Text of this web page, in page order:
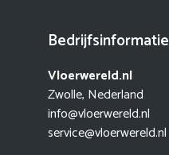
Bedrijfsinformatie
Vloerwereld.nl
Zwolle, Nederland
info@vloerwereld.nl
service@vloerwereld.nl